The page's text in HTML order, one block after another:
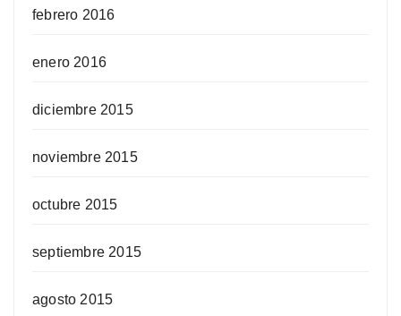
febrero 2016
enero 2016
diciembre 2015
noviembre 2015
octubre 2015
septiembre 2015
agosto 2015